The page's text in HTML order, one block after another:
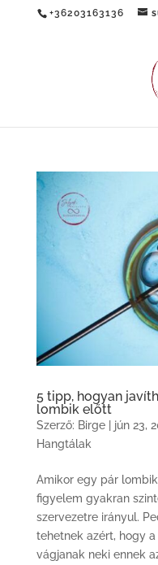
+36203163136
5 tipp, hogyan
lombik előtt
Szerző: Birge| jún 23,
Hangtálak
Amikor egy pár
figyelem gyakran
szervezetre irányul.
tehetnek azért, hogy
vágjanak neki ennek